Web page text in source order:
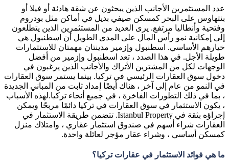
عدد المستثمرين الأجانب الذين يبحثون عن شقة هادئة أو فيلا أو
بنتهاوس على البحر كمسكن صيفي بديل في أماكن مثل بودروم
وفتحية وأنطاليا مرتفع. يرى العديد من المستثمرين الذين يتطلعون
إلى إمكانية نمو رأس المال على المدى الطويل أن اسطنبول هي
خيارهم الأساسي. اسطنبول وإزمير مدينتان مهمتان للاستثمارات
طويلة الأجل. في هذا الصدد ، تعد اسطنبول وإزمير من أفضل
الوجهات لكل من المشترين الأتراك والأجانب الذين يرغبون في
دخول سوق العقارات الرئيسي في تركيا. بينما يستمر سوق العقارات
في النمو من عام إلى آخر ، هناك أيضًا إمداد ثابت من المباني الجديدة
، بما في ذلك التطورات الفاخرة ، في جميع أنحاء تركيا.لهذه الأسباب
، يكون الاستثمار في سوق العقارات في تركيا دائمًا مربحًا ويمكن
إجراؤه بثقة في Istanbul Property. تتضمن طريقة الاستثمار في
العقارات شراء أسهم في صندوق استثمار عقاري ، وامتلاك منزل
كمسكن أساسي ، وشراء عقار مؤجر لعائلة واحدة.
ما هي فوائد الاستثمار في عقارات تركيا؟